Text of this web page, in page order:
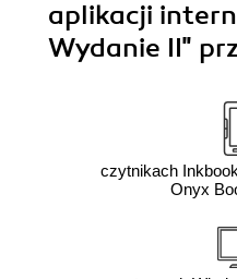
aplikacji
Wydanie II"
czytnikach
Onyx